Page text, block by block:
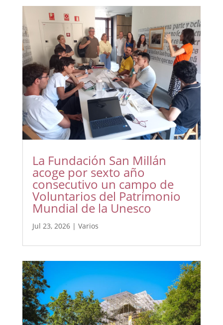
La Fundación San Millán
acoge por sexto año
consecutivo un campo de
Voluntarios del Patrimonio
Mundial de la Unesco
Jul 23, 2026| Varios